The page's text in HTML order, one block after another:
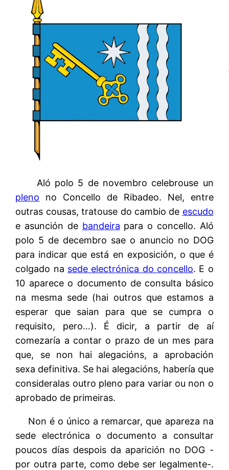
Aló polo 5 de novembro celebrouse un
pleno no Concello de Ribadeo. Nel, entre
outras cousas, tratouse do cambio de escudo
e asunción de bandeira para o concello. Aló
polo 5 de decembro sae o anuncio no DOG
para indicar que está en exposición, o que é
colgado na sede electrónica do concello. E o
10 aparece o documento de consulta básico
na mesma sede (hai outros que estamos a
esperar que saian para que se cumpra o
requisito, pero…). É dicir, a partir de aí
comezaría a contar o prazo de un mes para
que, se non hai alegacións, a aprobación
sexa definitiva. Se hai alegacións, habería que
consideralas outro pleno para variar ou non o
aprobado de primeiras.
Non é o único a remarcar, que apareza na
sede electrónica o documento a consultar
poucos días despois da aparición no DOG -
por outra parte, como debe ser legalmente-.